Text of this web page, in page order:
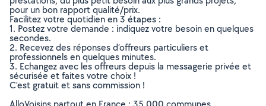
pour un bon rapport qualité/prix.
Facilitez votre quotidien en 3 étapes :
1. Postez votre demande : indiquez votre besoin en quelques
secondes.
2. Recevez des réponses d’offreurs particuliers et
professionnels en quelques minutes.
3. Echangez avec les offreurs depuis la messagerie privée et
sécurisée et faites votre choix !
C’est gratuit et sans commission !